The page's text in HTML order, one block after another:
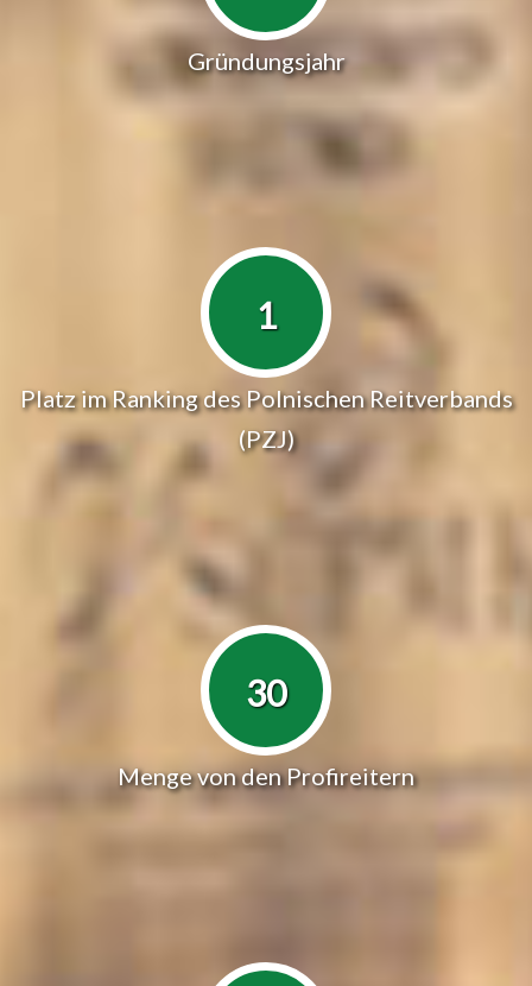
Gründungsjahr
1
Platz im Ranking des Polnischen Reitverbands
(PZJ)
30
Menge von den Profireitern